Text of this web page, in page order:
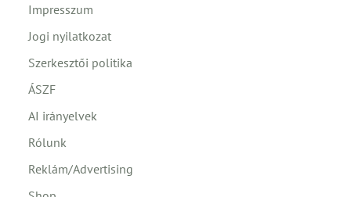
Impresszum
Jogi nyilatkozat
Szerkesztői politika
ÁSZF
AI irányelvek
Rólunk
Reklám/Advertising